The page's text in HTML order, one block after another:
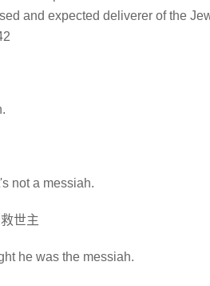
and expected deliverer of the
not a messiah.
世主
he was the messiah.